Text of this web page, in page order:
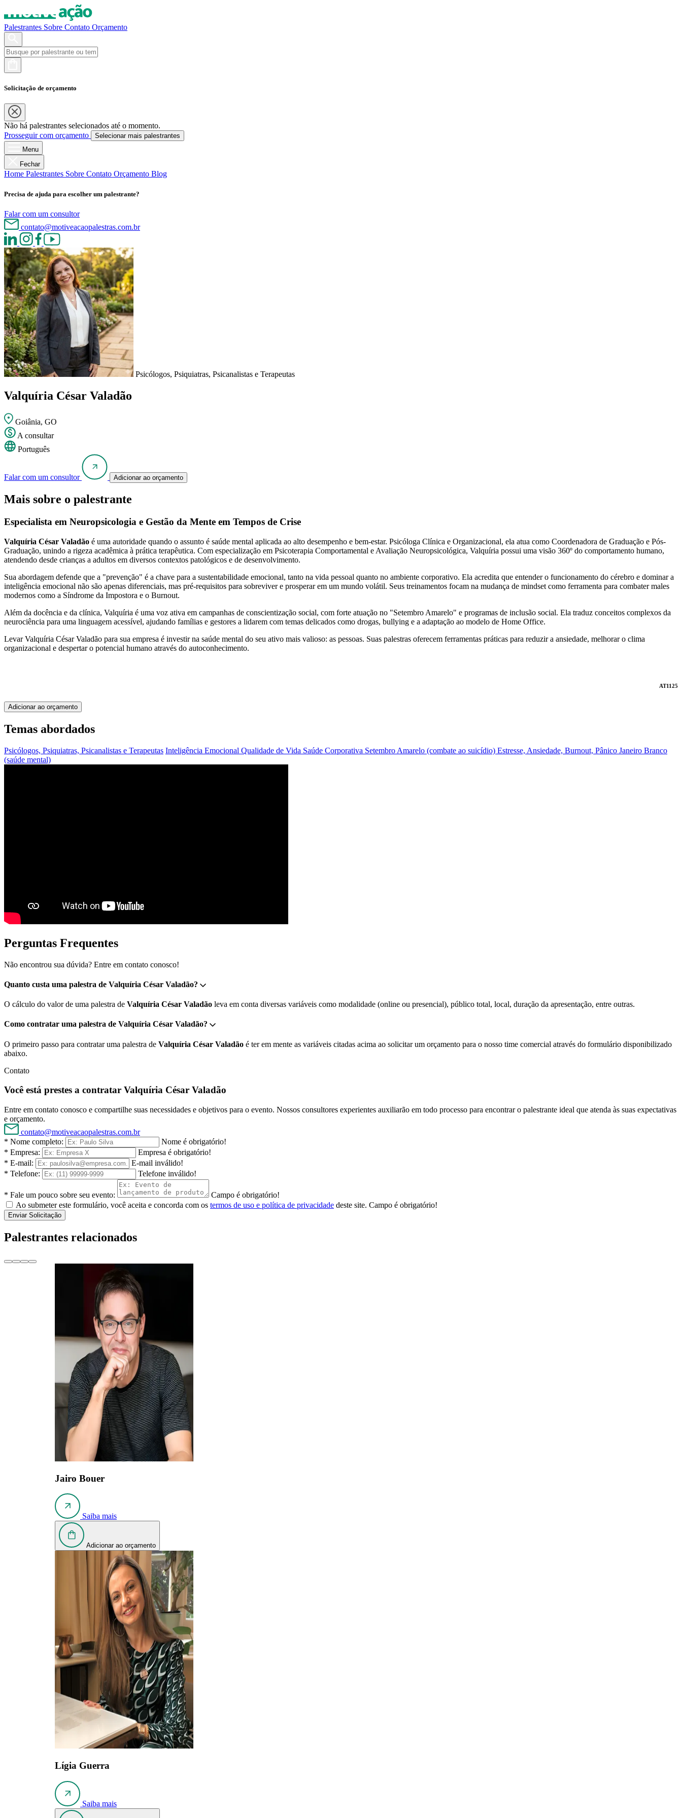
Palestrantes Sobre Contato Orçamento
Solicitação de orçamento
Não há palestrantes selecionados até o momento.
Prosseguir com orçamento
Selecionar mais palestrantes
Menu
Fechar
Home Palestrantes Sobre Contato Orçamento Blog
Precisa de ajuda para escolher um palestrante?
Falar com um consultor
contato@motiveacaopalestras.com.br
Psicólogos, Psiquiatras, Psicanalistas e Terapeutas
Valquíria César Valadão
Goiânia, GO
A consultar
Português
Falar com um consultor Adicionar ao orçamento
Mais sobre o palestrante
Especialista em Neuropsicologia e Gestão da Mente em Tempos de Crise
Valquíria César Valadão é uma autoridade quando o assunto é saúde mental aplicada ao alto desempenho e bem-estar. Psicóloga Clínica e Organizacional, ela atua como Coordenadora de Graduação e Pós-
Graduação, unindo a rigeza acadêmica à prática terapêutica. Com especialização em Psicoterapia Comportamental e Avaliação Neuropsicológica, Valquíria possui uma visão 360º do comportamento humano,
atendendo desde crianças a adultos em diversos contextos patológicos e de desenvolvimento.
Sua abordagem defende que a "prevenção" é a chave para a sustentabilidade emocional, tanto na vida pessoal quanto no ambiente corporativo. Ela acredita que entender o funcionamento do cérebro e dominar a
inteligência emocional não são apenas diferenciais, mas pré-requisitos para sobreviver e prosperar em um mundo volátil. Seus treinamentos focam na mudança de mindset como ferramenta para combater males
modernos como a Síndrome da Impostora e o Burnout.
Além da docência e da clínica, Valquíria é uma voz ativa em campanhas de conscientização social, com forte atuação no "Setembro Amarelo" e programas de inclusão social. Ela traduz conceitos complexos da
neurociência para uma linguagem acessível, ajudando famílias e gestores a lidarem com temas delicados como drogas, bullying e a adaptação ao modelo de Home Office.
Levar Valquíria César Valadão para sua empresa é investir na saúde mental do seu ativo mais valioso: as pessoas. Suas palestras oferecem ferramentas práticas para reduzir a ansiedade, melhorar o clima
organizacional e despertar o potencial humano através do autoconhecimento.
AT1125
Adicionar ao orçamento
Temas abordados
Psicólogos, Psiquiatras, Psicanalistas e Terapeutas Inteligência Emocional Qualidade de Vida Saúde Corporativa Setembro Amarelo (combate ao suicídio) Estresse, Ansiedade, Burnout, Pânico Janeiro Branco
(saúde mental)
Perguntas Frequentes
Não encontrou sua dúvida? Entre em contato conosco!
Quanto custa uma palestra de Valquíria César Valadão?
O cálculo do valor de uma palestra de Valquíria César Valadão leva em conta diversas variáveis como modalidade (online ou presencial), público total, local, duração da apresentação, entre outras.
Como contratar uma palestra de Valquíria César Valadão?
O primeiro passo para contratar uma palestra de Valquíria César Valadão é ter em mente as variáveis citadas acima ao solicitar um orçamento para o nosso time comercial através do formulário disponibilizado
abaixo.
Contato
Você está prestes a contratar Valquíria César Valadão
Entre em contato conosco e compartilhe suas necessidades e objetivos para o evento. Nossos consultores experientes auxiliarão em todo processo para encontrar o palestrante ideal que atenda às suas expectativas
e orçamento.
contato@motiveacaopalestras.com.br
* Nome completo:
Nome é obrigatório!
* Empresa:
Empresa é obrigatório!
* E-mail:
E-mail inválido!
* Telefone:
Telefone inválido!
* Fale um pouco sobre seu evento:
Campo é obrigatório!
Ao submeter este formulário, você aceita e concorda com os termos de uso e política de privacidade deste site. Campo é obrigatório!
Enviar Solicitação
Palestrantes relacionados
Jairo Bouer
Saiba mais
Adicionar ao orçamento
Lígia Guerra
Saiba mais